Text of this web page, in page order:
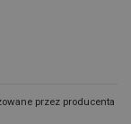
przez producenta